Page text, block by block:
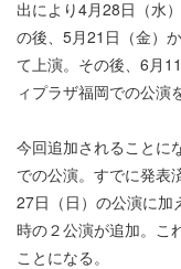
出により4月28日（水
の後、5月21日（金）
て上演。その後、6月
ィプラザ福岡での公演
今回追加されることに
での公演。すでに発表
27日（日）の公演に加
時の２公演が追加。こ
ことになる。